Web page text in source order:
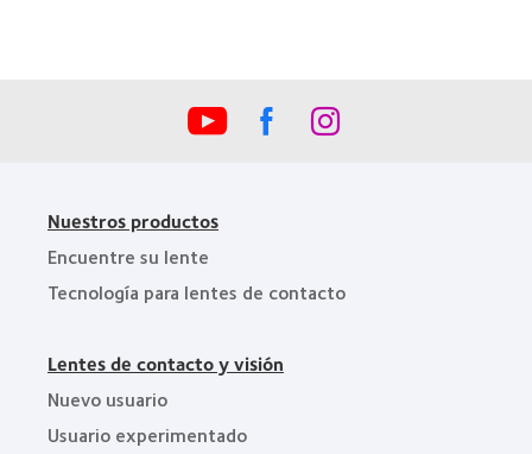
Nuestros productos
Encuentre su lente
Tecnología para lentes de contacto
Lentes de contacto y visión
Nuevo usuario
Usuario experimentado